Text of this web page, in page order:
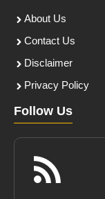
About Us
Contact Us
Disclaimer
Privacy Policy
Follow Us